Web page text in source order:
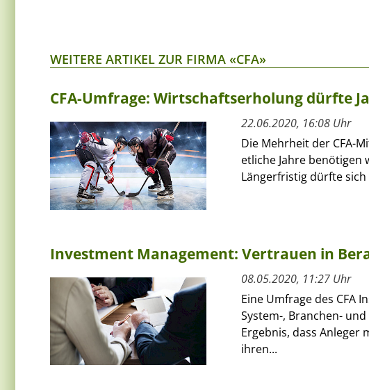
WEITERE ARTIKEL ZUR FIRMA «CFA»
CFA-Umfrage: Wirtschaftserholung dürfte
22.06.2020, 16:08 Uhr
Die Mehrheit der CFA-
etliche Jahre benötigen
Längerfristig dürfte sich
Investment Management: Vertrauen in
08.05.2020, 11:27 Uhr
Eine Umfrage des CFA
System-, Branchen-
Ergebnis, dass
ihren...